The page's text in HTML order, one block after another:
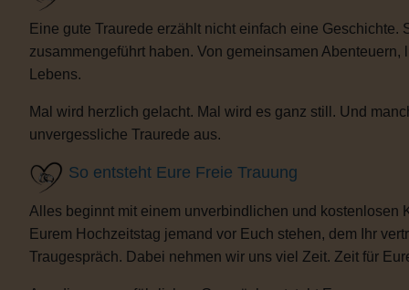
Eine gute Traurede erzählt nicht einfach eine
zusammengeführt haben. Von gemeinsamen
Lebens.
Mal wird herzlich gelacht. Mal wird es ganz still. Und
unvergessliche Traurede aus.
So entsteht Eure Freie Trauung
Alles beginnt mit einem unverbindlichen und
Eurem Hochzeitstag jemand vor Euch stehen, dem Ihr
Traugespräch. Dabei nehmen wir uns viel Zeit. Zeit für